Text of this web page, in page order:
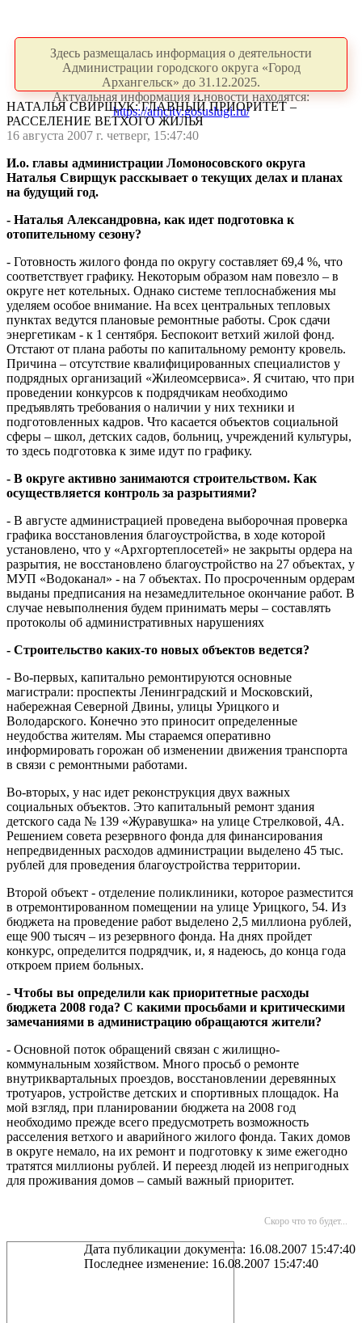
Здесь размещалась информация о деятельности
Администрации городского округа «Город
Архангельск» до 31.12.2025.
Актуальная информация и новости находятся:
https://arhcity.gosuslugi.ru/
НАТАЛЬЯ СВИРЩУК: ГЛАВНЫЙ ПРИОРИТЕТ –
РАССЕЛЕНИЕ ВЕТХОГО ЖИЛЬЯ
16 августа 2007 г. четверг, 15:47:40
И.о. главы администрации Ломоносовского округа
Наталья Свирщук расскывает о текущих делах и планах
на будущий год.
- Наталья Александровна, как идет подготовка к
отопительному сезону?
- Готовность жилого фонда по округу составляет 69,4 %, что
соответствует графику. Некоторым образом нам повезло – в
округе нет котельных. Однако системе теплоснабжения мы
уделяем особое внимание. На всех центральных тепловых
пунктах ведутся плановые ремонтные работы. Срок сдачи
энергетикам - к 1 сентября. Беспокоит ветхий жилой фонд.
Отстают от плана работы по капитальному ремонту кровель.
Причина – отсутствие квалифицированных специалистов у
подрядных организаций «Жилеомсервиса». Я считаю, что при
проведении конкурсов к подрядчикам необходимо
предъявлять требования о наличии у них техники и
подготовленных кадров. Что касается объектов социальной
сферы – школ, детских садов, больниц, учреждений культуры,
то здесь подготовка к зиме идут по графику.
- В округе активно занимаются строительством. Как
осуществляется контроль за разрытиями?
- В августе администрацией проведена выборочная проверка
графика восстановления благоустройства, в ходе которой
установлено, что у «Архгортеплосетей» не закрыты ордера на
разрытия, не восстановлено благоустройство на 27 объектах, у
МУП «Водоканал» - на 7 объектах. По просроченным ордерам
выданы предписания на незамедлительное окончание работ. В
случае невыполнения будем принимать меры – составлять
протоколы об административных нарушениях
- Строительство каких-то новых объектов ведется?
- Во-первых, капитально ремонтируются основные
магистрали: проспекты Ленинградский и Московский,
набережная Северной Двины, улицы Урицкого и
Володарского. Конечно это приносит определенные
неудобства жителям. Мы стараемся оперативно
информировать горожан об изменении движения транспорта
в связи с ремонтными работами.
Во-вторых, у нас идет реконструкция двух важных
социальных объектов. Это капитальный ремонт здания
детского сада № 139 «Журавушка» на улице Стрелковой, 4А.
Решением совета резервного фонда для финансирования
непредвиденных расходов администрации выделено 45 тыс.
рублей для проведения благоустройства территории.
Второй объект - отделение поликлиники, которое разместится
в отремонтированном помещении на улице Урицкого, 54. Из
бюджета на проведение работ выделено 2,5 миллиона рублей,
еще 900 тысяч – из резервного фонда. На днях пройдет
конкурс, определится подрядчик, и, я надеюсь, до конца года
откроем прием больных.
- Чтобы вы определили как приоритетные расходы
бюджета 2008 года? С какими просьбами и критическими
замечаниями в администрацию обращаются жители?
- Основной поток обращений связан с жилищно-
коммунальным хозяйством. Много просьб о ремонте
внутриквартальных проездов, восстановлении деревянных
тротуаров, устройстве детских и спортивных площадок. На
мой взгляд, при планировании бюджета на 2008 год
необходимо прежде всего предусмотреть возможность
расселения ветхого и аварийного жилого фонда. Таких домов
в округе немало, на их ремонт и подготовку к зиме ежегодно
тратятся миллионы рублей. И переезд людей из непригодных
для проживания домов – самый важный приоритет.
Скоро что то будет...
Дата публикации документа: 16.08.2007 15:47:40
Последнее изменение: 16.08.2007 15:47:40